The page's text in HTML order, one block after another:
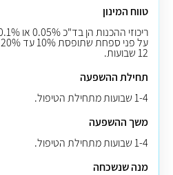
טווח המינון
12 שבועות.
תחילת ההשפעה
1-4 שבועות מתחילת הטיפול.
משך ההשפעה
1-4 שבועות מתחילת הטיפול.
מנה שנשכחה